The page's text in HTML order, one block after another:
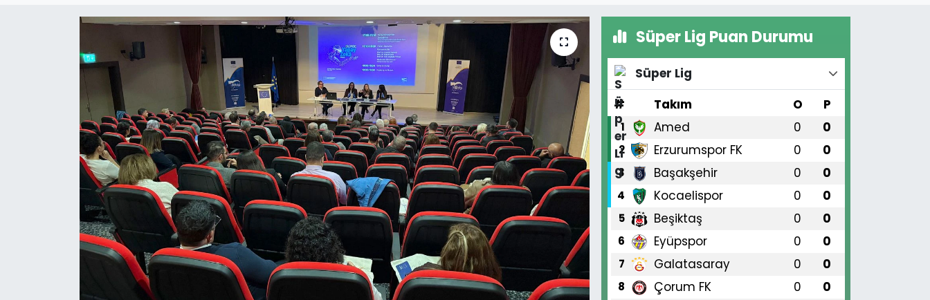
Süper Lig Puan Durumu
Süper Lig
#
Takım O P
1 Amed 0 0
2 Erzurumspor FK 0 0
3 Başakşehir 0 0
4 Kocaelispor 0 0
5 Beşiktaş 0 0
6 Eyüpspor 0 0
7 Galatasaray 0 0
8 Çorum FK 0 0
Gündem
KKTC YEREL SEÇİM 2018
Kültür Sanat
Magazin
Nöbetçi Eczaneler
Otomobil Dünyası